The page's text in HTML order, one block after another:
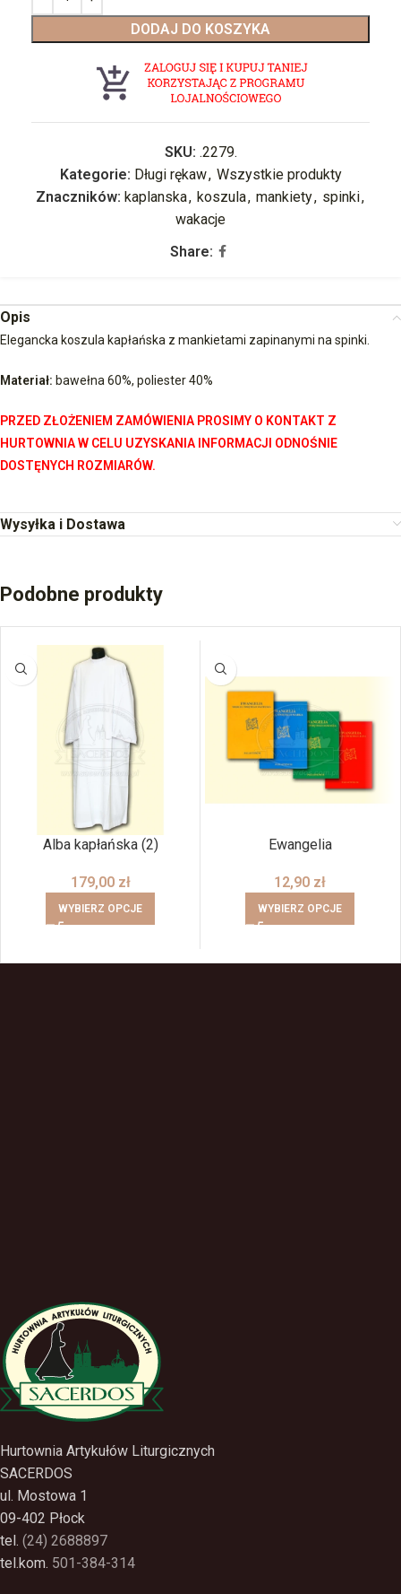
DODAJ DO KOSZYKA
SKU: .2279.
Kategorie: Długi rękaw, Wszystkie produkty
Znaczników: kaplanska, koszula, mankiety, spinki,
wakacje
Share:
Opis
Elegancka koszula kapłańska z mankietami zapinanymi na spinki.
Materiał: bawełna 60%, poliester 40%
PRZED ZŁOŻENIEM ZAMÓWIENIA PROSIMY O KONTAKT Z
HURTOWNIA W CELU UZYSKANIA INFORMACJI ODNOŚNIE
DOSTĘNYCH ROZMIARÓW.
Wysyłka i Dostawa
Podobne produkty
Alba kapłańska (2)
179,00 zł
WYBIERZ OPCJE
Ewangelia
12,90 zł
WYBIERZ OPCJE
Hurtownia Artykułów Liturgicznych
SACERDOS
ul. Mostowa 1
09-402 Płock
tel. (24) 2688897
tel.kom. 501-384-314